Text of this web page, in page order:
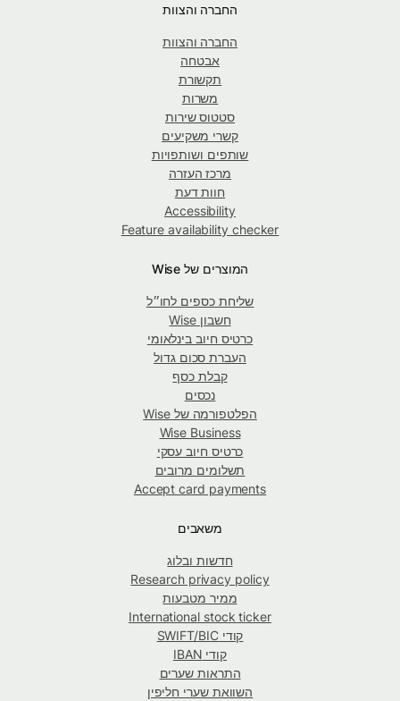
החברה והצוות
החברה והצוות
אבטחה
תקשורת
משרות
סטטוס שירות
קשרי משקיעים
שותפים ושותפויות
מרכז העזרה
חוות דעת
Accessibility
Feature availability checker
המוצרים של Wise
שליחת כספים לחו״ל
חשבון Wise
כרטיס חיוב בינלאומי
העברת סכום גדול
קבלת כסף
נכסים
הפלטפורמה של Wise
Wise Business
כרטיס חיוב עסקי
תשלומים מרובים
Accept card payments
משאבים
חדשות ובלוג
Research privacy policy
ממיר מטבעות
International stock ticker
קודי SWIFT/BIC
קודי IBAN
התראות שערים
השוואת שערי חליפין